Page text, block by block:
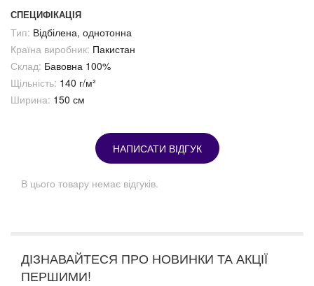
СПЕЦИФІКАЦІЯ
Тип: Відбілена, однотонна
Країна виробник: Пакистан
Склад: Бавовна 100%
Щільність: 140 г/м²
Ширина: 150 см
НАПИСАТИ ВІДГУК
В цього товару немає відгуків.
ДІЗНАВАЙТЕСЯ ПРО НОВИНКИ ТА АКЦІЇ
ПЕРШИМИ!